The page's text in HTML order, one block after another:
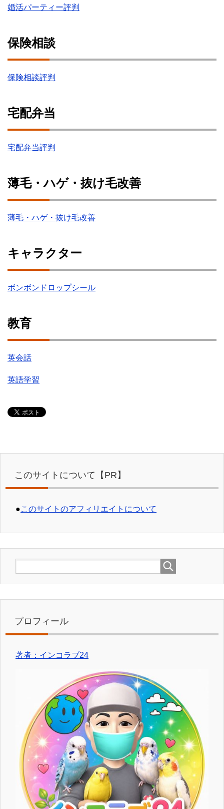
婚活パーティー評判
保険相談
保険相談評判
宅配弁当
宅配弁当評判
薄毛・ハゲ・抜け毛改善
薄毛・ハゲ・抜け毛改善
キャラクター
ボンボンドロップシール
教育
英会話
英語学習
このサイトについて【PR】
●このサイトのアフィリエイトについて
プロフィール
著者：インコラブ24